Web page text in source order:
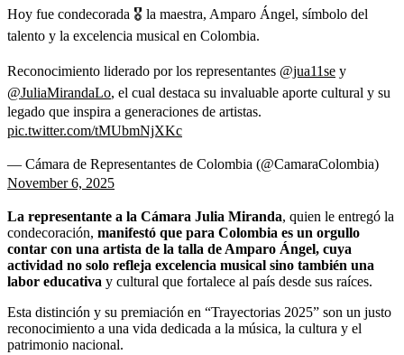
Hoy fue condecorada 🎖️ la maestra, Amparo Ángel, símbolo del
talento y la excelencia musical en Colombia.
Reconocimiento liderado por los representantes @jua11se y
@JuliaMirandaLo, el cual destaca su invaluable aporte cultural y su
legado que inspira a generaciones de artistas.
pic.twitter.com/tMUbmNjXKc
— Cámara de Representantes de Colombia (@CamaraColombia)
November 6, 2025
La representante a la Cámara Julia Miranda, quien le entregó la
condecoración, manifestó que para Colombia es un orgullo
contar con una artista de la talla de Amparo Ángel, cuya
actividad no solo refleja excelencia musical sino también una
labor educativa y cultural que fortalece al país desde sus raíces.
Esta distinción y su premiación en “Trayectorias 2025” son un justo
reconocimiento a una vida dedicada a la música, la cultura y el
patrimonio nacional.​